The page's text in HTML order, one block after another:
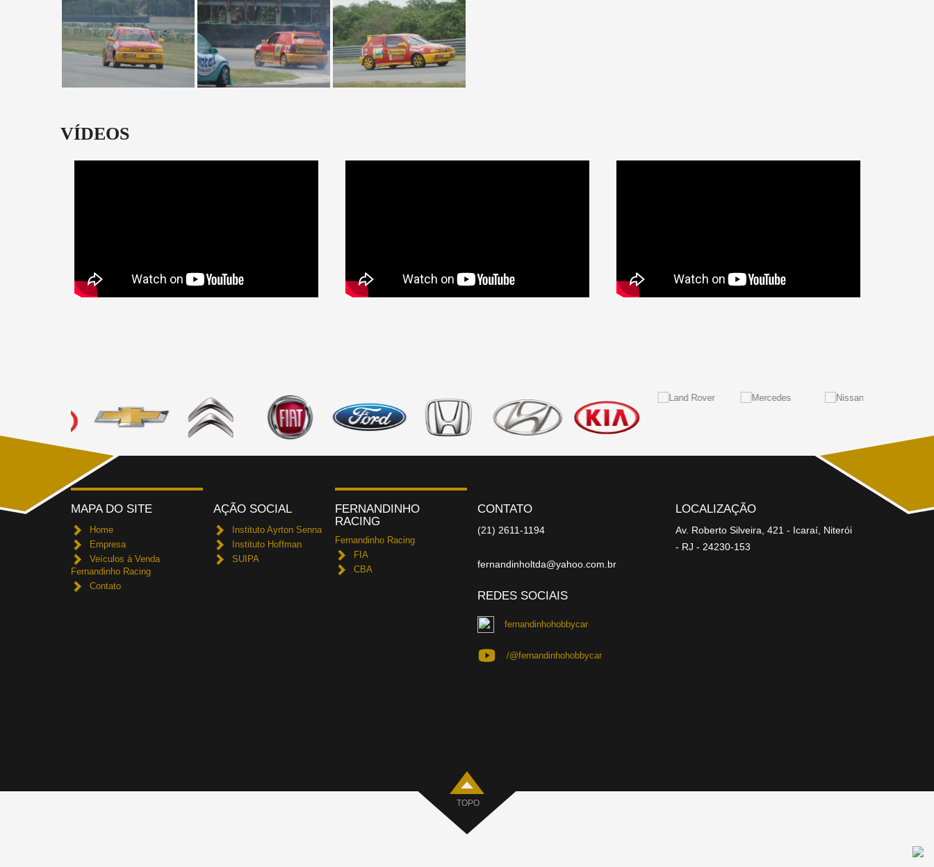
VÍDEOS
MAPA DO SITE
Home
Empresa
Veículos à Venda
Fernandinho Racing
Contato
AÇÃO SOCIAL
Instituto Ayrton Senna
Instituto Hoffman
SUIPA
FERNANDINHO
RACING
Fernandinho Racing
FIA
CBA
CONTATO
(21) 2611-1194
fernandinholtda@yahoo.com.br
REDES SOCIAIS
fernandinhohobbycar
/@fernandinhohobbycar
LOCALIZAÇÃO
Av. Roberto Silveira, 421 - Icaraí, Niterói
- RJ - 24230-153
TOPO